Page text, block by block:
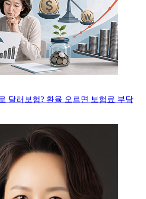
달러보험? 환율 오르면 보험료 부담